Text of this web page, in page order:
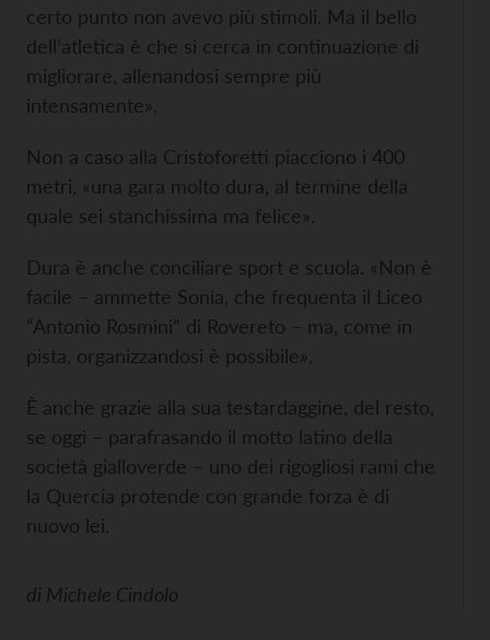
certo punto non avevo più stimoli. Ma il bello
dell’atletica è che si cerca in continuazione di
migliorare, allenandosi sempre più
intensamente».
Non a caso alla Cristoforetti piacciono i 400
metri, «una gara molto dura, al termine della
quale sei stanchissima ma felice».
Dura è anche conciliare sport e scuola. «Non è
facile – ammette Sonia, che frequenta il Liceo
“Antonio Rosmini” di Rovereto – ma, come in
pista, organizzandosi è possibile».
È anche grazie alla sua testardaggine, del resto,
se oggi – parafrasando il motto latino della
società gialloverde – uno dei rigogliosi rami che
la Quercia protende con grande forza è di
nuovo lei.
di Michele Cindolo